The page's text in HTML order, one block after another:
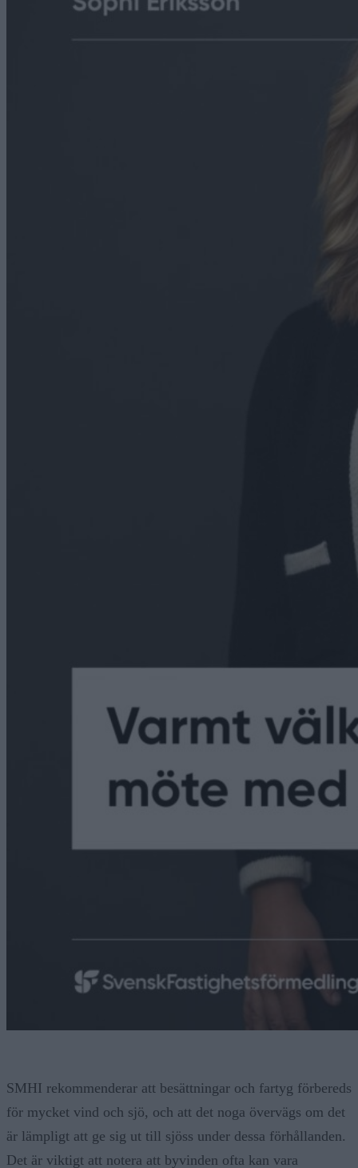
SMHI rekommenderar att besättningar och fartyg förbereds
för mycket vind och sjö, och att det noga övervägs om det
är lämpligt att ge sig ut till sjöss under dessa förhållanden.
Det är viktigt att notera att byvinden ofta kan vara